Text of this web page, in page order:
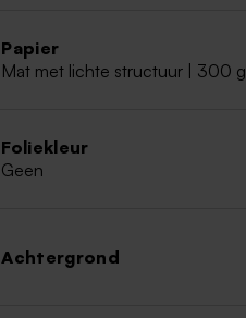
Papier
Mat met lichte structuur | 300 g
Foliekleur
Geen
Achtergrond